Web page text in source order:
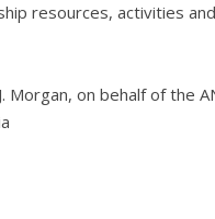
resources, activities
Morgan, on behalf of the